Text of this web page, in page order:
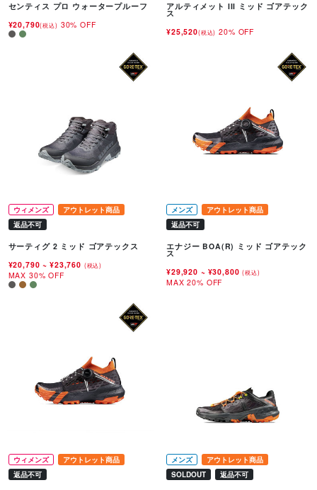
センティス プロ ウォータープルーフ
¥20,790(税込) 30% OFF
アルティメット III ミッド ゴアテック
ス
¥25,520(税込) 20% OFF
ウィメンズ
アウトレット商品
返品不可
サーティグ 2 ミッド ゴアテックス
¥20,790~ ¥23,760 (税込)
MAX 30% OFF
メンズ
アウトレット商品
返品不可
エナジー BOA(R) ミッド ゴアテック
ス
¥29,920 ~ ¥30,800(税込)
MAX 20% OFF
ウィメンズ
アウトレット商品
返品不可
メンズ
アウトレット商品
SOLDOUT
返品不可